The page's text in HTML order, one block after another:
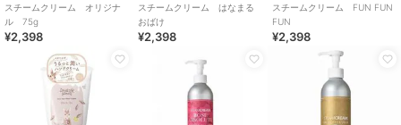
スチームクリーム オリジナ
ル 75g
¥2,398
スチームクリーム はなまる
おばけ
¥2,398
スチームクリーム FUN FUN
FUN
¥2,398